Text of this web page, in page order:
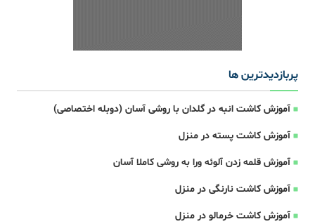
پربازدیدترین ها
آموزش کاشت انبه در گلدان با روشی آسان (دوبله اختصاصی)
آموزش کاشت پسته در منزل
آموزش قلمه زدن آلوئه ورا به روشی کاملا آسان
آموزش کاشت نارنگی در منزل
آموزش کاشت خرمالو در منزل